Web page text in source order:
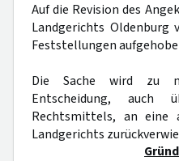
Auf die Revision des
Landgerichts Oldenburg
Feststellungen
Die Sache wird zu
Entscheidung,
Rechtsmittels, an eine
Landgerichts